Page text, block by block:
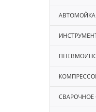
АВТОМОЙКА
СВАРОЧНОЕ